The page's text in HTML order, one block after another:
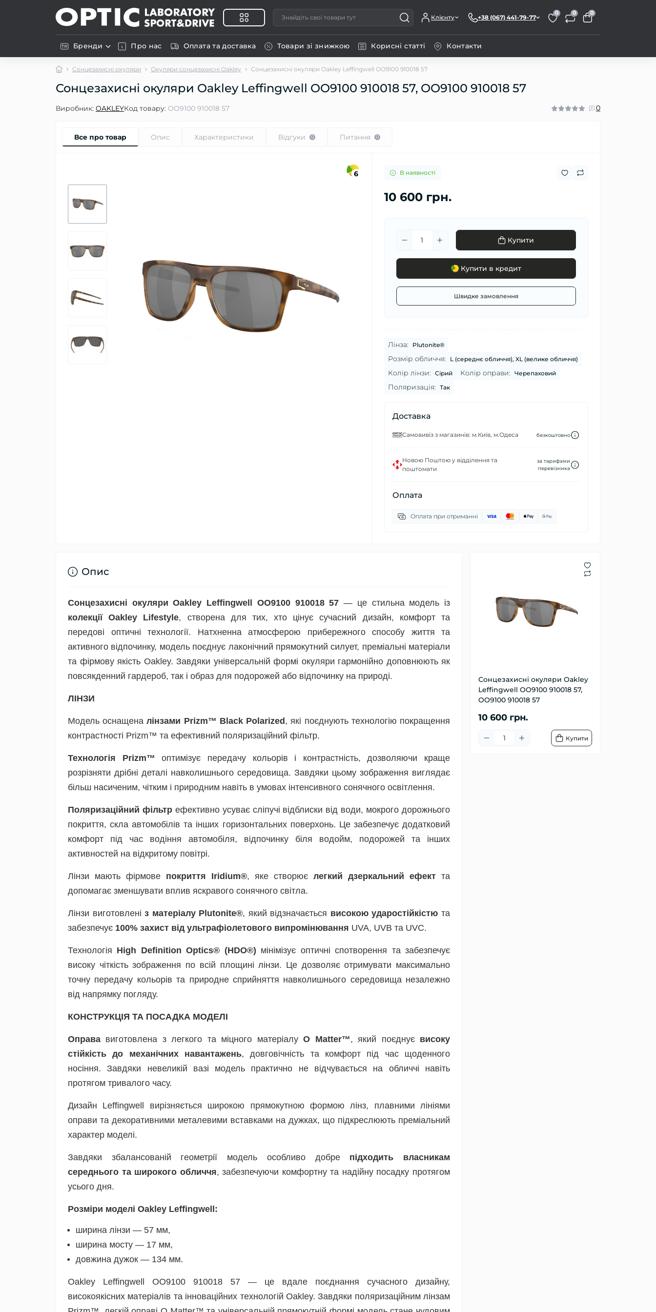
Клієнту +38 (067) 441-79-77
0 0 0
Бренди Про нас Оплата та доставка Товари зі знижкою Корисні статті Контакти
Сонцезахисні окуляри Окуляри сонцезахисні Oakley Сонцезахисні окуляри Oakley Leffingwell OO9100 910018 57
Сонцезахисні окуляри Oakley Leffingwell OO9100 910018 57, OO9100 910018 57
Виробник: OAKLEYКод товару: OO9100 910018 57 0
Все про товар Опис Характеристики Відгуки 0 Питання 0
6 В наявності
10 600 грн.
Купити
Купити в кредит
Швидке замовлення
Лінза: Plutonite®
Розмір обличчя: L (середнє обличчя), XL (велике обличчя)
Колір лінзи: Сірий Колір оправи: Черепаховий
Поляризація: Так
Доставка
Самовивіз з магазинів: м.Київ, м.Одеса безкоштовно
Новою Поштою у відділення та
поштомати
за тарифами
перевізника
Оплата
Оплата при отриманні
Сонцезахисні окуляри Oakley
Leffingwell OO9100 910018 57,
OO9100 910018 57
10 600 грн.
Купити
Опис
Сонцезахисні окуляри Oakley Leffingwell OO9100 910018 57 — це стильна модель із
колекції Oakley Lifestyle, створена для тих, хто цінує сучасний дизайн, комфорт та
передові оптичні технології. Натхненна атмосферою прибережного способу життя та
активного відпочинку, модель поєднує лаконічний прямокутний силует, преміальні матеріали
та фірмову якість Oakley. Завдяки універсальній формі окуляри гармонійно доповнюють як
повсякденний гардероб, так і образ для подорожей або відпочинку на природі.
ЛІНЗИ
Модель оснащеналінзами Prizm™ Black Polarized , які поєднують технологію покращення
контрастності Prizm™ та ефективний поляризаційний фільтр.
Технологія Prizm™ оптимізує передачу кольорів і контрастність, дозволяючи краще
розрізняти дрібні деталі навколишнього середовища. Завдяки цьому зображення виглядає
більш насиченим, чітким і природним навіть в умовах інтенсивного сонячного освітлення.
Поляризаційний фільтрефективно усуває сліпучі відблиски від води, мокрого дорожнього
покриття, скла автомобілів та інших горизонтальних поверхонь. Це забезпечує додатковий
комфорт під час водіння автомобіля, відпочинку біля водойм, подорожей та інших
активностей на відкритому повітрі.
Лінзи мають фірмове покриття Iridium®, яке створює легкий дзеркальний ефект та
допомагає зменшувати вплив яскравого сонячного світла.
Лінзи виготовленіз матеріалу Plutonite®, який відзначається високою ударостійкістю та
забезпечує 100% захист від ультрафіолетового випромінювання UVA, UVB та UVC.
Технологія High Definition Optics® (HDO®) мінімізує оптичні спотворення та забезпечує
високу чіткість зображення по всій площині лінзи. Це дозволяє отримувати максимально
точну передачу кольорів та природне сприйняття навколишнього середовища незалежно
від напрямку погляду.
КОНСТРУКЦІЯ ТА ПОСАДКА МОДЕЛІ
Оправа виготовлена з легкого та міцного матеріалуO Matter™, який поєднує високу
стійкість до механічних навантажень, довговічність та комфорт під час щоденного
носіння. Завдяки невеликій вазі модель практично не відчувається на обличчі навіть
протягом тривалого часу.
Дизайн Leffingwell вирізняється широкою прямокутною формою лінз, плавними лініями
оправи та декоративними металевими вставками на дужках, що підкреслюють преміальний
характер моделі.
Завдяки збалансованій геометрії модель особливо добре підходить власникам
середнього та широкого обличчя, забезпечуючи комфортну та надійну посадку протягом
усього дня.
Розміри моделі Oakley Leffingwell:
ширина лінзи — 57 мм,
ширина мосту — 17 мм,
довжина дужок — 134 мм.
Oakley Leffingwell OO9100 910018 57 — це вдале поєднання сучасного дизайну,
високоякісних матеріалів та інноваційних технологій Oakley. Завдяки поляризаційним лінзам